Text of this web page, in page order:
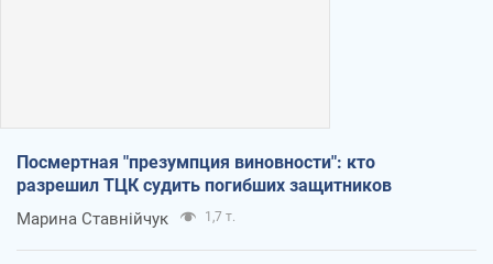
Посмертная "презумпция виновности": кто
разрешил ТЦК судить погибших защитников
Марина Ставнійчук 1,7 т.